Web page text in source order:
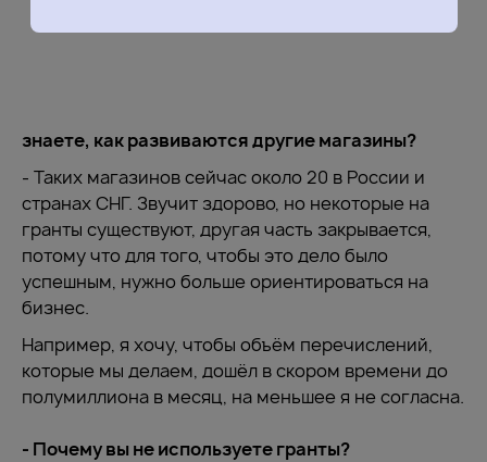
знаете, как развиваются другие магазины?
- Таких магазинов сейчас около 20 в России и
странах СНГ. Звучит здорово, но некоторые на
гранты существуют, другая часть закрывается,
потому что для того, чтобы это дело было
успешным, нужно больше ориентироваться на
бизнес.
Например, я хочу, чтобы объём перечислений,
которые мы делаем, дошёл в скором времени до
полумиллиона в месяц, на меньшее я не согласна.
- Почему вы не используете гранты?